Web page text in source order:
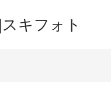
キフォト